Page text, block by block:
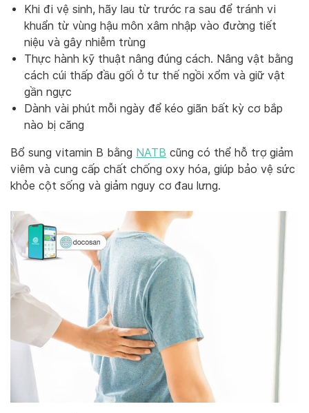
Khi đi vệ sinh, hãy lau từ trước ra sau để tránh vi
khuẩn từ vùng hậu môn xâm nhập vào đường tiết
niệu và gây nhiễm trùng
Thực hành kỹ thuật nâng đúng cách. Nâng vật bằng
cách cúi thấp đầu gối ở tư thế ngồi xổm và giữ vật
gần ngực
Dành vài phút mỗi ngày để kéo giãn bất kỳ cơ bắp
nào bị căng
Bổ sung vitamin B bằng NATB cũng có thể hỗ trợ giảm
viêm và cung cấp chất chống oxy hóa, giúp bảo vệ sức
khỏe cột sống và giảm nguy cơ đau lưng.